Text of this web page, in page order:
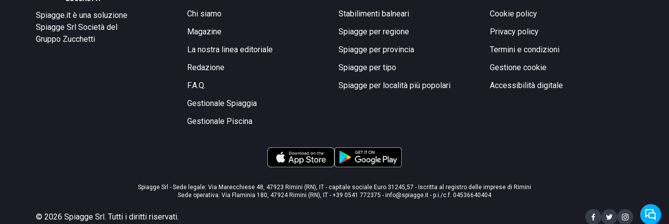
Spiagge.it è una soluzione
Spiagge Srl Società del
Gruppo Zucchetti
Chi siamo
Magazine
La nostra linea editoriale
Redazione
F.A.Q.
Gestionale Spiaggia
Gestionale Piscina
Stabilimenti balneari
Spiagge per regione
Spiagge per provincia
Spiagge per tipo
Spiagge per località più popolari
Cookie policy
Privacy policy
Termini e condizioni
Gestione cookie
Accessibilità digitale
Spiagge Srl - Sede legale: Via Marecchiese 48, 47923 Rimini (RN), IT - capitale sociale Euro 31245,57 - Iscritta al registro delle imprese di Rimini
Sede operativa: Via Flaminia 180, 47924 Rimini (RN), IT - +39 0541 772375 - info@spiagge.it - p.i./c.f. 04536640404
© 2026 Spiagge Srl. Tutti i diritti riservati.